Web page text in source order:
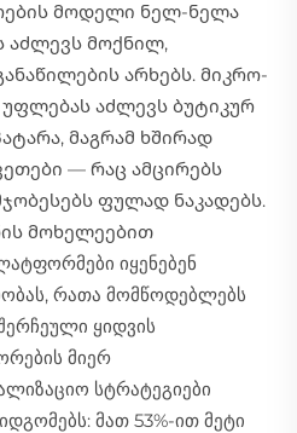
მოდელი ნელ-ნელა
აძლევს მოქნილ,
არხებს. მიკრო-
უფლებას აძლევს ბუტიკურ
მაგრამ ხშირად
— რაც ამცირებს
ფულად ნაკადებს.
მოხელეებით
იყენებენ
რათა მომწოდებლებს
ყიდვის
მიერ
სტრატეგიები
მათ 53%-ით მეტი